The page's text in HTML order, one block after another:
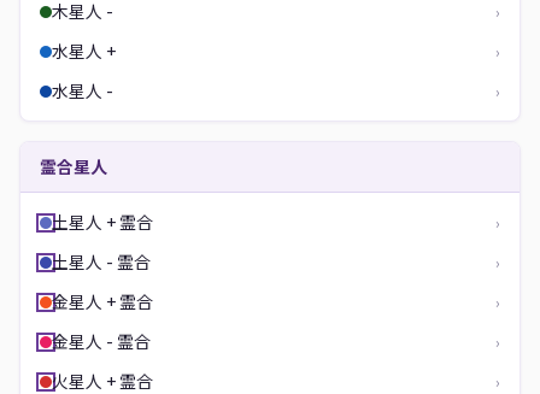
木星人 - ›
水星人 + ›
水星人 - ›
霊合星人
土星人 + 霊合 ›
土星人 - 霊合 ›
金星人 + 霊合 ›
金星人 - 霊合 ›
火星人 + 霊合 ›